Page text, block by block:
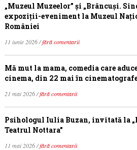
„Muzeul Muzeelor” și „Brâncuși.
expoziții-eveniment la Muzeul
României
11 iunie 2026 /fără comentarii
Mă mut la mama, comedia care
cinema, din 22 mai în
21 mai 2026 /fără comentarii
Psihologul Iulia Buzan, invitată la
Teatrul Nottara”
11 mai 2026 /fără comentarii